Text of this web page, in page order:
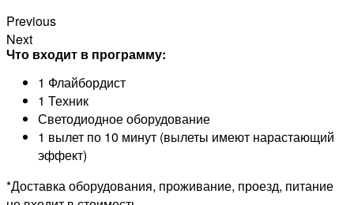
Previous
Next
Что входит в программу:
1 Флайбордист
1 Техник
Светодиодное оборудование
1 вылет по 10 минут (вылеты имеют нарастающий
эффект)
*Доставка оборудования, проживание, проезд, питание